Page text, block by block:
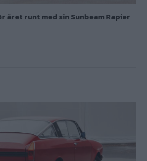
året runt med sin Sunbeam Rapier